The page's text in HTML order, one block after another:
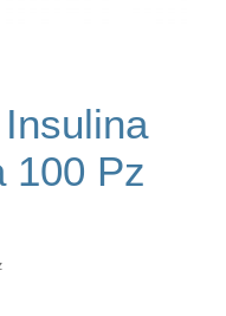
100 Pz